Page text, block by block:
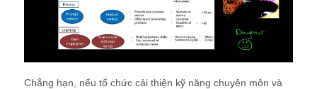
Chẳng hạn, nếu tổ chức cải thiện kỹ năng chuyên môn và